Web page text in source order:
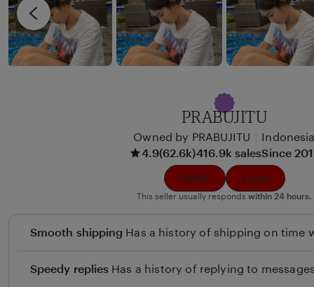
i
x
u
i
e
PRABUJITU
Owned by PRABUJITU
4.9(62.6k)416.9k salesSince
Daftar Login
This seller usually responds within 24 hours.
Smooth shipping Has a history of shipping on time
Speedy replies Has a history of replying to